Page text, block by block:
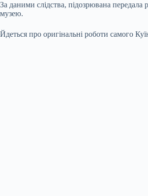
За даними слідства, підозрювана
музею.
Йдеться про оригінальні роботи самого